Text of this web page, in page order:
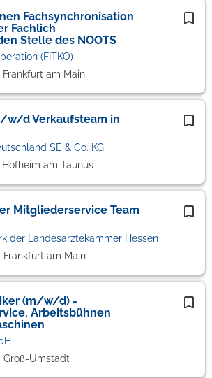
Fachsynchronisation
Fachlich
Stelle des NOOTS
(FITKO)
Frankfurt am Main
w/d Verkaufsteam in
SE & Co. KG
Hofheim am Taunus
Mitgliederservice Team
der Landesärztekammer Hessen
Frankfurt am Main
(m/w/d) -
Arbeitsbühnen
Groß-Umstadt